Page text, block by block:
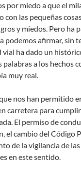
por miedo a que el
con las pequeñas
y miedos. Pero ha
podemos afirmar, sin
ha dado un
palabras a los hechos
muy real.
nos han permitido
carretera para
El permiso de
el cambio del Código
de la vigilancia de
en este sentido.